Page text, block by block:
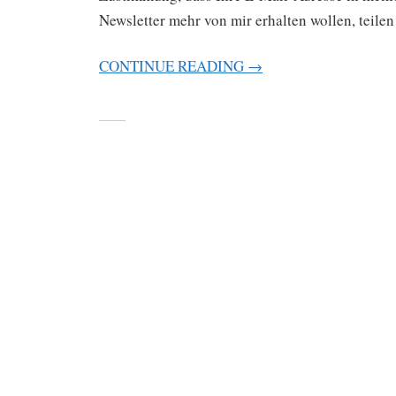
Newsletter mehr von mir erhalten wollen,
CONTINUE READING →